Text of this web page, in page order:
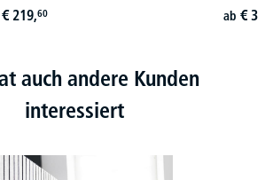
€ 219,60 ab €
auch andere Kunden
interessiert